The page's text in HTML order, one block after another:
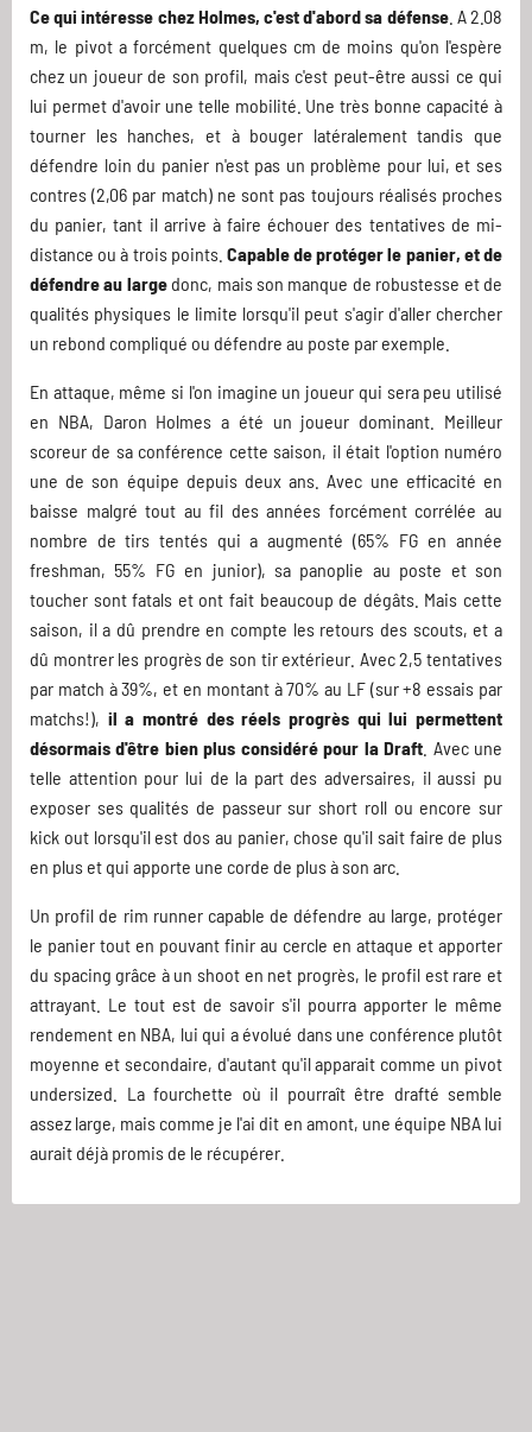
Ce qui intéresse chez Holmes, c'est d'abord sa défense. A 2.08
m, le pivot a forcément quelques cm de moins qu'on l'espère
chez un joueur de son profil, mais c'est peut-être aussi ce qui
lui permet d'avoir une telle mobilité. Une très bonne capacité à
tourner les hanches, et à bouger latéralement tandis que
défendre loin du panier n'est pas un problème pour lui, et ses
contres (2,06 par match) ne sont pas toujours réalisés proches
du panier, tant il arrive à faire échouer des tentatives de mi-
distance ou à trois points. Capable de protéger le panier, et de
défendre au largedonc, mais son manque de robustesse et de
qualités physiques le limite lorsqu'il peut s'agir d'aller chercher
un rebond compliqué ou défendre au poste par exemple.
En attaque, même si l'on imagine un joueur qui sera peu utilisé
en NBA, Daron Holmes a été un joueur dominant. Meilleur
scoreur de sa conférence cette saison, il était l'option numéro
une de son équipe depuis deux ans. Avec une efficacité en
baisse malgré tout au fil des années forcément corrélée au
nombre de tirs tentés qui a augmenté (65% FG en année
freshman, 55% FG en junior), sa panoplie au poste et son
toucher sont fatals et ont fait beaucoup de dégâts. Mais cette
saison, il a dû prendre en compte les retours des scouts, et a
dû montrer les progrès de son tir extérieur. Avec 2,5 tentatives
par match à 39%, et en montant à 70% au LF (sur +8 essais par
matchs!), il a montré des réels progrès qui lui permettent
désormais d'être bien plus considéré pour la Draft . Avec une
telle attention pour lui de la part des adversaires, il aussi pu
exposer ses qualités de passeur sur short roll ou encore sur
kick out lorsqu'il est dos au panier, chose qu'il sait faire de plus
en plus et qui apporte une corde de plus à son arc.
Un profil de rim runner capable de défendre au large, protéger
le panier tout en pouvant finir au cercle en attaque et apporter
du spacing grâce à un shoot en net progrès, le profil est rare et
attrayant. Le tout est de savoir s'il pourra apporter le même
rendement en NBA, lui qui a évolué dans une conférence plutôt
moyenne et secondaire, d'autant qu'il apparait comme un pivot
undersized. La fourchette où il pourraît être drafté semble
assez large, mais comme je l'ai dit en amont, une équipe NBA lui
aurait déjà promis de le récupérer.